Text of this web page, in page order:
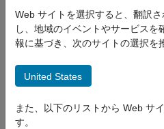
アプリの作成
App Designer を使用したアプリ開発
自動リフロー機能付きのアプリ
項目一覧
自動リフロー機能付きの新しいアプリの作
自動リフロー機能付きのアプ
プラットフォームに応じてア
視性を自動調整することで視
構成されたアプリです。アプリ
度で実行または共有する予定
Web サイトを選択すると、翻訳
し、地域のイベントやサービス
報に基づき、次のサイトの選択を
United States
また、以下のリストから Web サ
す。